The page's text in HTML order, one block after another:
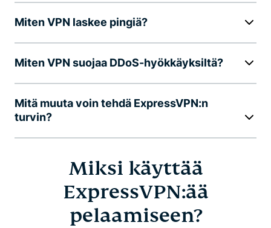
Miten VPN laskee pingiä?
Miten VPN suojaa DDoS-hyökkäyksiltä?
Mitä muuta voin tehdä ExpressVPN:n
turvin?
Miksi käyttää
ExpressVPN:ää
pelaamiseen?